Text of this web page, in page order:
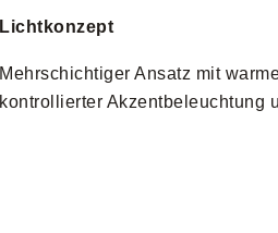
Lichtkonzept
Mehrschichtiger Ansatz mit
kontrollierter Akzentbeleuchtung